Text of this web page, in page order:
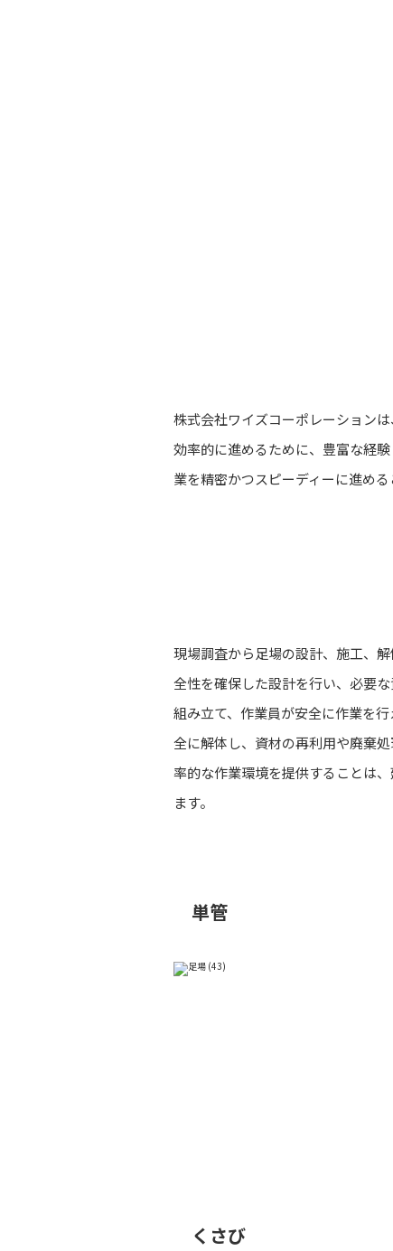
株式会社ワイズコーポレーション
効率的に進めるために、豊富な経
業を精密かつスピーディーに進め
現場調査から足場の設計、施工、
全性を確保した設計を行い、必要
組み立て、作業員が安全に作業を
全に解体し、資材の再利用や廃棄
率的な作業環境を提供することは
ます。
単管
くさび